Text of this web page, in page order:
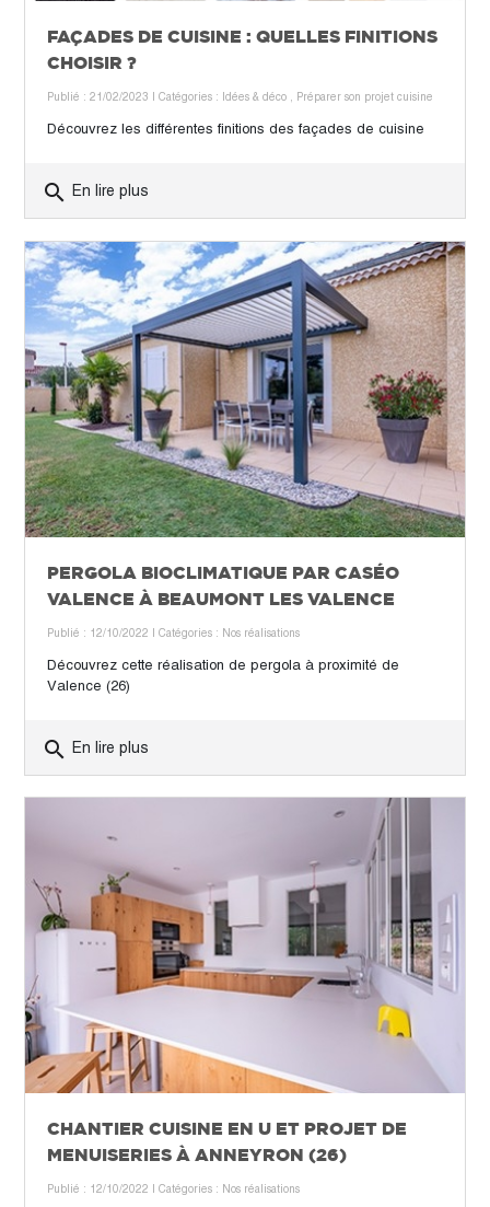
FAÇADES DE CUISINE : QUELLES FINITIONS
CHOISIR ?
Publié : 21/02/2023 | Catégories : Idées & déco Préparer son projet cuisine
Découvrez les différentes finitions des façades de cuisine
search En lire plus
PERGOLA BIOCLIMATIQUE PAR CASÉO
VALENCE À BEAUMONT LES VALENCE
Publié : 12/10/2022 | Catégories : Nos réalisations
Découvrez cette réalisation de pergola à proximité de
Valence (26)
search En lire plus
CHANTIER CUISINE EN U ET PROJET DE
MENUISERIES À ANNEYRON (26)
Publié : 12/10/2022 | Catégories : Nos réalisations